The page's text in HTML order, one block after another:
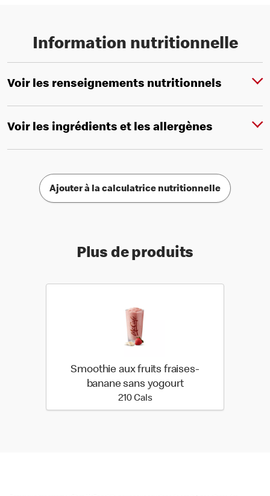
Information nutritionnelle
Voir les renseignements nutritionnels
Voir les ingrédients et les allergènes
Ajouter à la calculatrice nutritionnelle
Plus de produits
Smoothie aux fruits fraises-
banane sans yogourt
210 Cals210 calories